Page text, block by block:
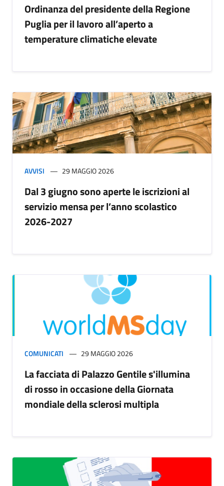
Ordinanza del presidente della Regione
Puglia per il lavoro all’aperto a
temperature climatiche elevate
AVVISI 29 MAGGIO 2026
Dal 3 giugno sono aperte le iscrizioni al
servizio mensa per l’anno scolastico
2026-2027
COMUNICATI 29 MAGGIO 2026
La facciata di Palazzo Gentile s'illumina
di rosso in occasione della Giornata
mondiale della sclerosi multipla